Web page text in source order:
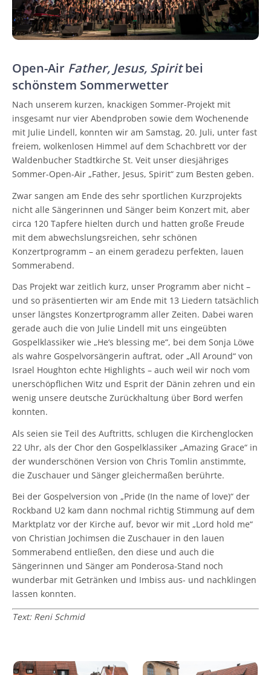
Open-Air Father, Jesus, Spiritbei
schönstem Sommerwetter
Nach unserem kurzen, knackigen Sommer-Projekt mit
insgesamt nur vier Abendproben sowie dem Wochenende
mit Julie Lindell, konnten wir am Samstag, 20. Juli, unter fast
freiem, wolkenlosen Himmel auf dem Schachbrett vor der
Waldenbucher Stadtkirche St. Veit unser diesjähriges
Sommer-Open-Air „Father, Jesus, Spirit“ zum Besten geben.
Zwar sangen am Ende des sehr sportlichen Kurzprojekts
nicht alle Sängerinnen und Sänger beim Konzert mit, aber
circa 120 Tapfere hielten durch und hatten große Freude
mit dem abwechslungsreichen, sehr schönen
Konzertprogramm – an einem geradezu perfekten, lauen
Sommerabend.
Das Projekt war zeitlich kurz, unser Programm aber nicht –
und so präsentierten wir am Ende mit 13 Liedern tatsächlich
unser längstes Konzertprogramm aller Zeiten. Dabei waren
gerade auch die von Julie Lindell mit uns eingeübten
Gospelklassiker wie „He‘s blessing me“, bei dem Sonja Löwe
als wahre Gospelvorsängerin auftrat, oder „All Around“ von
Israel Houghton echte Highlights – auch weil wir noch vom
unerschöpflichen Witz und Esprit der Dänin zehren und ein
wenig unsere deutsche Zurückhaltung über Bord werfen
konnten.
Als seien sie Teil des Auftritts, schlugen die Kirchenglocken
22 Uhr, als der Chor den Gospelklassiker „Amazing Grace“ in
der wunderschönen Version von Chris Tomlin anstimmte,
die Zuschauer und Sänger gleichermaßen berührte.
Bei der Gospelversion von „Pride (In the name of love)“ der
Rockband U2 kam dann nochmal richtig Stimmung auf dem
Marktplatz vor der Kirche auf, bevor wir mit „Lord hold me“
von Christian Jochimsen die Zuschauer in den lauen
Sommerabend entließen, den diese und auch die
Sängerinnen und Sänger am Ponderosa-Stand noch
wunderbar mit Getränken und Imbiss aus- und nachklingen
lassen konnten.
Text: Reni Schmid